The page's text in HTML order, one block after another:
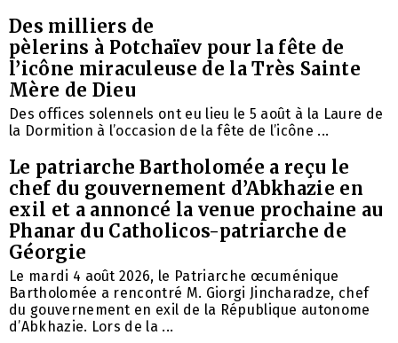
Des milliers de
pèlerins à Potchaïev pour la fête de
l’icône miraculeuse de la Très Sainte
Mère de Dieu
Des offices solennels ont eu lieu le 5 août à la Laure de
la Dormition à l’occasion de la fête de l’icône ...
Le patriarche Bartholomée a reçu le
chef du gouvernement d’Abkhazie en
exil et a annoncé la venue prochaine au
Phanar du Catholicos-patriarche de
Géorgie
Le mardi 4 août 2026, le Patriarche œcuménique
Bartholomée a rencontré M. Giorgi Jincharadze, chef
du gouvernement en exil de la République autonome
d’Abkhazie. Lors de la ...